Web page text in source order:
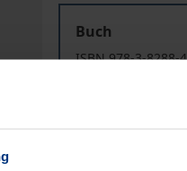
Buch
ISBN 978-3-8288-
Preisangaben inkl.